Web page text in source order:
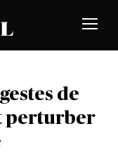
de
perturber